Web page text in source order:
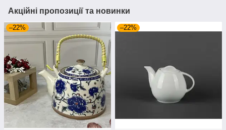
Акційні пропозиції та новинки
–22% –22%